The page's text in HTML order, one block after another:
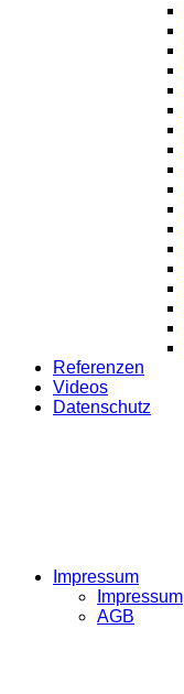
Referenzen
Videos
Datenschutz
Impressum
Impressum
AGB